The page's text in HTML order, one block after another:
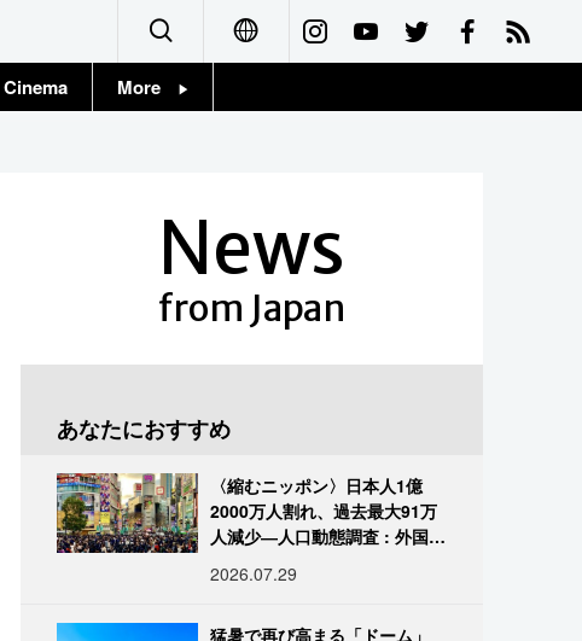
Français
Cinema More
News
from Japan
あなたにおすすめ
〈縮むニッポン〉日本人1億
2000万人割れ、過去最大91万
人減少―人口動態調査 : 外国人
2026.07.29
猛暑で再び高まる「ドーム」